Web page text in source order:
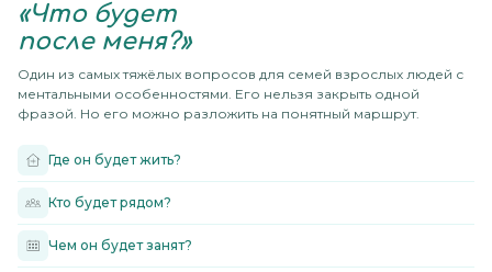
«Что будет
после меня?»
Один из самых тяжёлых вопросов для семей взрослых людей с
ментальными особенностями. Его нельзя закрыть одной
фразой. Но его можно разложить на понятный маршрут.
Где он будет жить?
Кто будет рядом?
Чем он будет занят?